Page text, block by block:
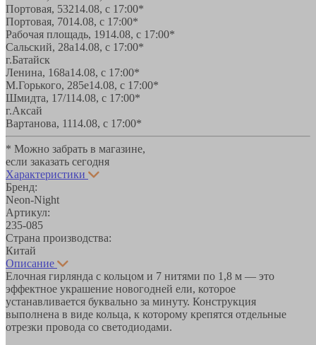
Портовая, 53214.08, с 17:00*
Портовая, 7014.08, с 17:00*
Рабочая площадь, 1914.08, с 17:00*
Сальский, 28a14.08, с 17:00*
г.Батайск
Ленина, 168а14.08, с 17:00*
М.Горького, 285е14.08, с 17:00*
Шмидта, 17/114.08, с 17:00*
г.Аксай
Вартанова, 1114.08, с 17:00*
* Можно забрать в магазине,
если заказать сегодня
Характеристики
Бренд:
Neon-Night
Артикул:
235-085
Страна производства:
Китай
Описание
Елочная гирлянда с кольцом и 7 нитями по 1,8 м — это
эффектное украшение новогодней ели, которое
устанавливается буквально за минуту. Конструкция
выполнена в виде кольца, к которому крепятся отдельные
отрезки провода со светодиодами.